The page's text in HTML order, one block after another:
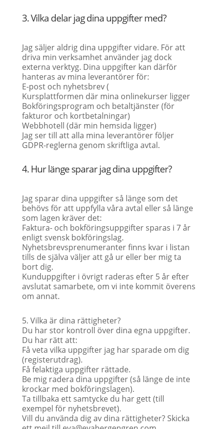
3. Vilka delar jag dina uppgifter med?
Jag säljer aldrig dina uppgifter vidare. För att
driva min verksamhet använder jag dock
externa verktyg. Dina uppgifter kan därför
hanteras av mina leverantörer för:
E-post och nyhetsbrev (
Kursplattformen där mina onlinekurser ligger
Bokföringsprogram och betaltjänster (för
fakturor och kortbetalningar)
Webbhotell (där min hemsida ligger)
Jag ser till att alla mina leverantörer följer
GDPR-reglerna genom skriftliga avtal.
4. Hur länge sparar jag dina uppgifter?
Jag sparar dina uppgifter så länge som det
behövs för att uppfylla våra avtal eller så länge
som lagen kräver det:
Faktura- och bokföringsuppgifter sparas i 7 år
enligt svensk bokföringslag.
Nyhetsbrevsprenumeranter finns kvar i listan
tills de själva väljer att gå ur eller ber mig ta
bort dig.
Kunduppgifter i övrigt raderas efter 5 år efter
avslutat samarbete, om vi inte kommit överens
om annat.
5. Vilka är dina rättigheter?
Du har stor kontroll över dina egna uppgifter.
Du har rätt att:
Få veta vilka uppgifter jag har sparade om dig
(registerutdrag).
Få felaktiga uppgifter rättade.
Be mig radera dina uppgifter (så länge de inte
krockar med bokföringslagen).
Ta tillbaka ett samtycke du har gett (till
exempel för nyhetsbrevet).
Vill du använda dig av dina rättigheter? Skicka